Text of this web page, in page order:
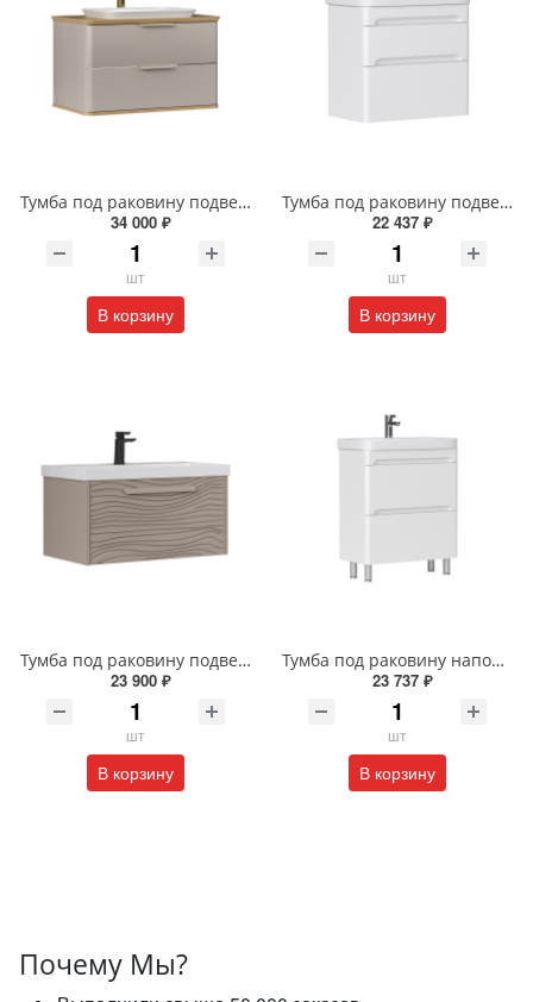
Тумба под раковину подвесная EQUIL Десерт 80.2Я/Desert 80.2Y с ручками в цвет амарок tpDSRT80.2Y-25R амарок/дуб
34 000 ₽
шт
В корзину
Тумба под раковину подвесная EQUIL Найс 70 см tpNICE70.2Y-05 белая
22 437 ₽
шт
В корзину
Тумба под раковину подвесная EQUIL Глеам 80.1Я/Gleam 80.1Y амарок/дуб вотан tpGLEAM80.1Y-25
23 900 ₽
шт
В корзину
Тумба под раковину напольная EQUIL Найс 60 см tnNICE60.2Y-05 белая
23 737 ₽
шт
В корзину
Почему Мы?